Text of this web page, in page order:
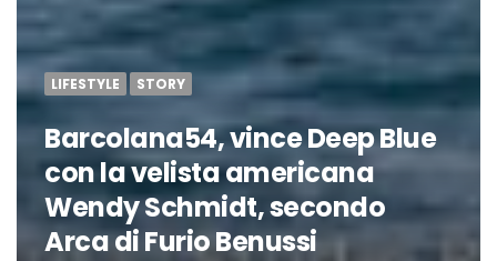
LIFESTYLE STORY
Barcolana54, vince Deep Blue
con la velista americana
Wendy Schmidt, secondo
Arca di Furio Benussi